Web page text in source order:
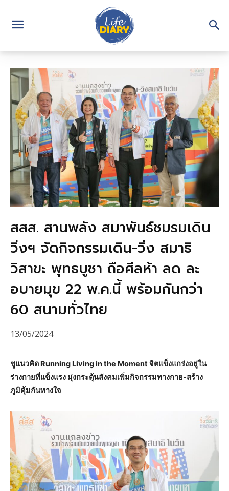
สสส. สานพลัง สมาพันธ์ชมรมเดิน
วิ่งฯ จัดกิจกรรมเดิน-วิ่ง สมาธิ
วิสาขะ พุทธบูชา ถือศีลห้า ลด ละ
อบายมุข 22 พ.ค.นี้ พร้อมกันกว่า
60 สนามทั่วไทย
13/05/2024
ชูแนวคิด Running Living in the Moment จิตแข็งแกร่งอยู่ใน
ร่างกายที่แข็งแรง มุ่งกระตุ้นสังคมเพิ่มกิจกรรมทางกาย-สร้าง
ภูมิคุ้มกันทางใจ